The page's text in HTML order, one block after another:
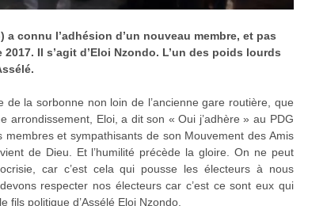
a connu l’adhésion d’un nouveau membre, et pas
Il s’agit d’Eloi Nzondo. L’un des poids lourds
de la sorbonne non loin de l’ancienne gare routière, que
arrondissement, Eloi, a dit son « Oui j’adhère » au PDG
et sympathisants de son Mouvement des Amis
de Dieu. Et l’humilité précède la gloire. On ne peut
car c’est cela qui pousse les électeurs à nous
respecter nos électeurs car c’est ce sont eux qui
politique d’Assélé Eloi Nzondo.